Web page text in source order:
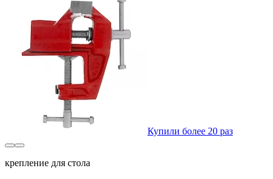
Купили более 20 раз
крепление для стола